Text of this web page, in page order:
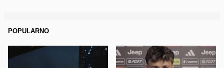
POPULARNO